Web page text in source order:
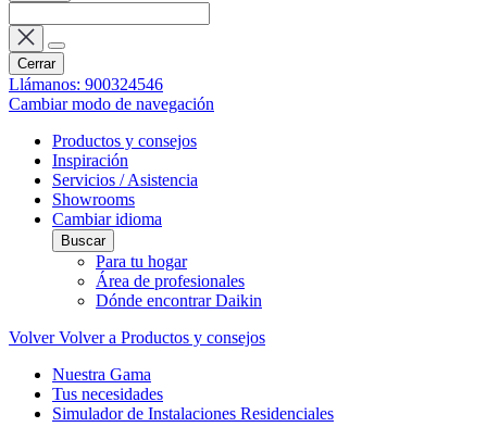
Cerrar
Llámanos: 900324546
Cambiar modo de navegación
Productos y consejos
Inspiración
Servicios / Asistencia
Showrooms
Cambiar idioma
Buscar
Para tu hogar
Área de profesionales
Dónde encontrar Daikin
Volver Volver a Productos y consejos
Nuestra Gama
Tus necesidades
Simulador de Instalaciones Residenciales